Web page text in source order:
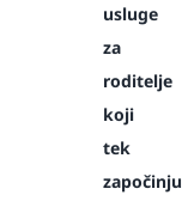
usluge
za
roditelje
koji
tek
započinju